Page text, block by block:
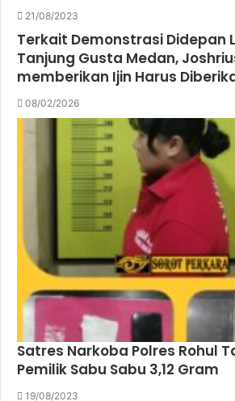
21/08/2023
Terkait Demonstrasi Didepan
Tanjung Gusta Medan,
memberikan Ijin Harus
08/02/2026
Satres Narkoba Polres Rohul
Pemilik Sabu Sabu 3,12 Gram
19/08/2023